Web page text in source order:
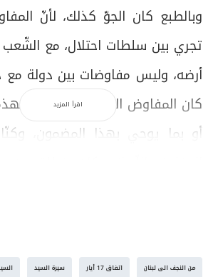
وبالطبع كان الجوّ كذلك، لأنّ
تجري بين سلطات احتلال، مع
أرضه، وليس مفاوضات بين دولة مع
كان المفاوض الإسرائيليّ يتكلّم
أو بما يوحي بهذا المضمون،
اقرأ المزيد
من النجف الى لبنان اتفاق 17 أيار سيرة السيد